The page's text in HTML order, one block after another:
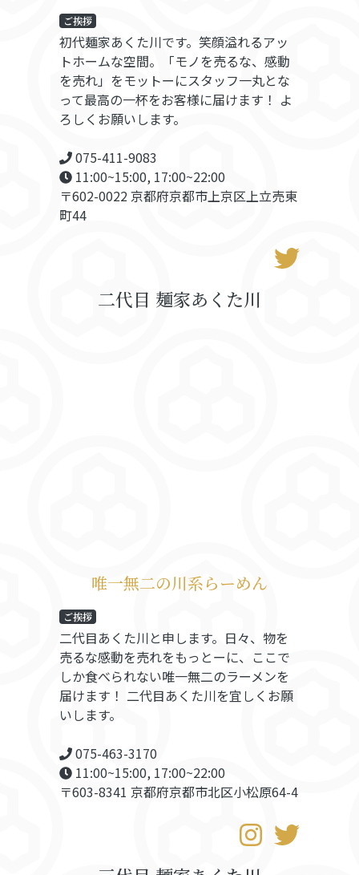
ご挨拶
初代麺家あくた川です。笑顔溢れるアッ
トホームな空間。「モノを売るな、感動
を売れ」をモットーにスタッフ一丸とな
って最高の一杯をお客様に届けます！ よ
ろしくお願いします。
075-411-9083
11:00~15:00, 17:00~22:00
〒602-0022 京都府京都市上京区上立売東
町44
二代目 麺家あくた川
唯一無二の川系らーめん
ご挨拶
二代目あくた川と申します。日々、物を
売るな感動を売れをもっとーに、ここで
しか食べられない唯一無二のラーメンを
届けます！ 二代目あくた川を宜しくお願
いします。
075-463-3170
11:00~15:00, 17:00~22:00
〒603-8341 京都府京都市北区小松原64-4